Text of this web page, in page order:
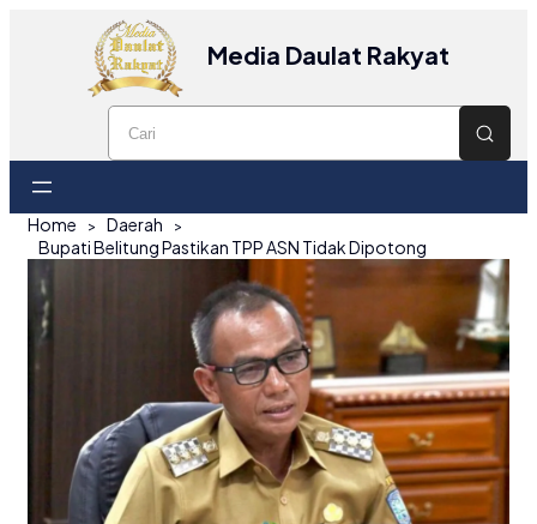
Media Daulat Rakyat
Home
Daerah
Bupati Belitung Pastikan TPP ASN Tidak Dipotong